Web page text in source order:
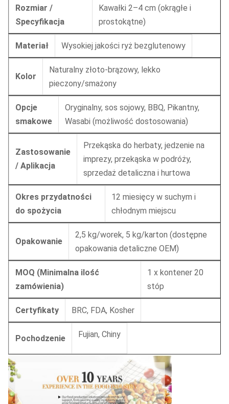
Rozmiar /
Specyfikacja
Kawałki 2–4 cm (okrągłe i
prostokątne)
Materiał Wysokiej jakości ryż bezglutenowy
Kolor
Naturalny złoto-brązowy, lekko
pieczony/smażony
Opcje
smakowe
Oryginalny, sos sojowy, BBQ, Pikantny,
Wasabi (możliwość dostosowania)
Zastosowanie
/ Aplikacja
Przekąska do herbaty, jedzenie na
imprezy, przekąska w podróży,
sprzedaż detaliczna i hurtowa
Okres przydatności
do spożycia
12 miesięcy w suchym i
chłodnym miejscu
Opakowanie
2,5 kg/worek, 5 kg/karton (dostępne
opakowania detaliczne OEM)
MOQ (Minimalna ilość
zamówienia)
1 x kontener 20
stóp
Certyfikaty BRC, FDA, Kosher
Pochodzenie Fujian, Chiny